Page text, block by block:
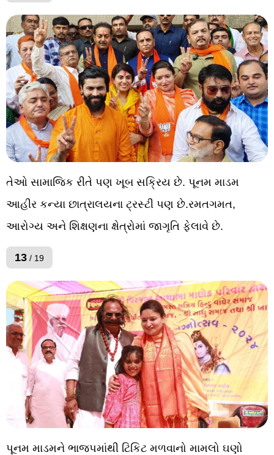
તેઓ સામાજિક રીતે પણ ખૂબ સક્રિય છે. પૂનમ માડમ
આહીર કન્યા છાત્રાલયના ટ્રસ્ટી પણ છે.રમતગમત,
આરોગ્ય અને શિક્ષણના ક્ષેત્રોમાં જાગૃતિ ફેલાવે છે.
13 / 19
પૂનમ માડમને ભાજપમાંથી ટિકિટ મળવાનો મામલો ઘણો